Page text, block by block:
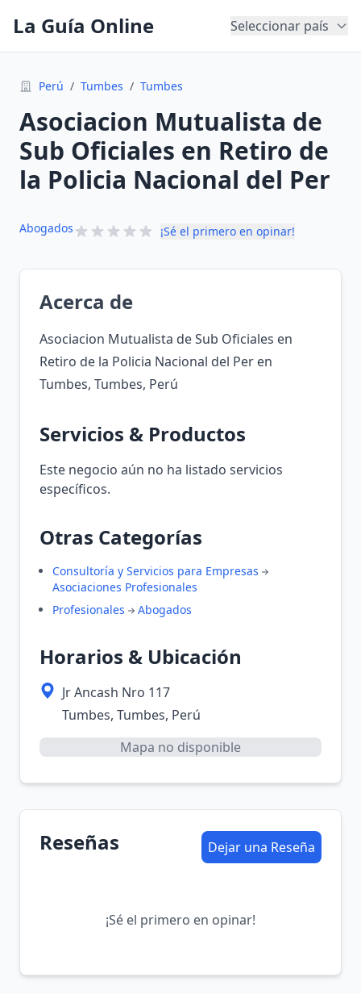
La Guía Online Seleccionar país
Perú / Tumbes / Tumbes
Asociacion Mutualista de
Sub Oficiales en Retiro de
la Policia Nacional del Per
Abogados ¡Sé el primero en opinar!
Acerca de
Asociacion Mutualista de Sub Oficiales en
Retiro de la Policia Nacional del Per en
Tumbes, Tumbes, Perú
Servicios & Productos
Este negocio aún no ha listado servicios
específicos.
Otras Categorías
Consultoría y Servicios para Empresas
Asociaciones Profesionales
Profesionales
Abogados
Horarios & Ubicación
Jr Ancash Nro 117
Tumbes, Tumbes, Perú
Mapa no disponible
Reseñas Dejar una Reseña
¡Sé el primero en opinar!